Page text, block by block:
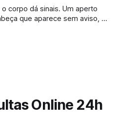
corpo dá sinais. Um aperto
que aparece sem aviso, o
parecem isolados, mas
Online 24h